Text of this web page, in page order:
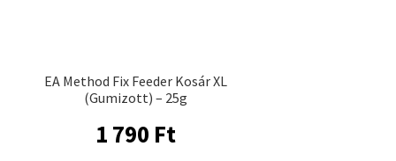
EA Method Fix Feeder Kosár XL
(Gumizott) – 25g
1 790 Ft